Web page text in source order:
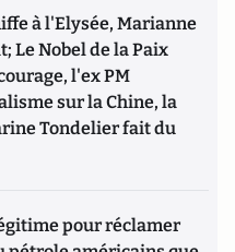
à l'Elysée, Marianne
Le Nobel de la Paix
l'ex PM
sur la Chine, la
Tondelier fait du
pour réclamer